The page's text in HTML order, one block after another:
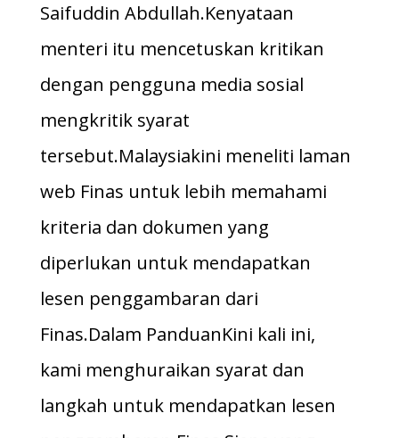
Saifuddin Abdullah.Kenyataan
menteri itu mencetuskan kritikan
dengan pengguna media sosial
mengkritik syarat
tersebut.Malaysiakini meneliti laman
web Finas untuk lebih memahami
kriteria dan dokumen yang
diperlukan untuk mendapatkan
lesen penggambaran dari
Finas.Dalam PanduanKini kali ini,
kami menghuraikan syarat dan
langkah untuk mendapatkan lesen